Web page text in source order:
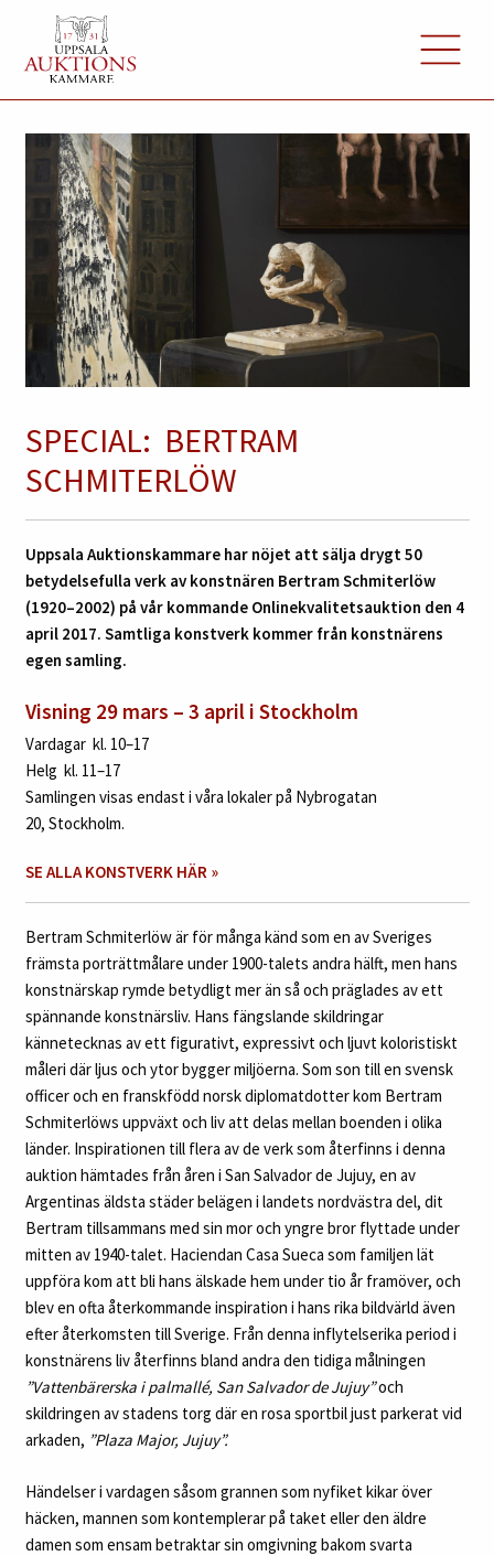
SPECIAL: BERTRAM
SCHMITERLÖW
Uppsala Auktionskammare har nöjet att sälja drygt 50
betydelsefulla verk av konstnären Bertram Schmiterlöw
(1920–2002) på vår kommande Onlinekvalitetsauktion den 4
april 2017. Samtliga konstverk kommer från konstnärens
egen samling.
Visning 29 mars – 3 april i Stockholm
Vardagar kl. 10–17
Helg kl. 11–17
Samlingen visas endast i våra lokaler på Nybrogatan
20, Stockholm.
SE ALLA KONSTVERK HÄR »
Bertram Schmiterlöw är för många känd som en av Sveriges
främsta porträttmålare under 1900-talets andra hälft, men hans
konstnärskap rymde betydligt mer än så och präglades av ett
spännande konstnärsliv. Hans fängslande skildringar
kännetecknas av ett figurativt, expressivt och ljuvt koloristiskt
måleri där ljus och ytor bygger miljöerna. Som son till en svensk
officer och en franskfödd norsk diplomatdotter kom Bertram
Schmiterlöws uppväxt och liv att delas mellan boenden i olika
länder. Inspirationen till flera av de verk som återfinns i denna
auktion hämtades från åren i San Salvador de Jujuy, en av
Argentinas äldsta städer belägen i landets nordvästra del, dit
Bertram tillsammans med sin mor och yngre bror flyttade under
mitten av 1940-talet. Haciendan Casa Sueca som familjen lät
uppföra kom att bli hans älskade hem under tio år framöver, och
blev en ofta återkommande inspiration i hans rika bildvärld även
efter återkomsten till Sverige. Från denna inflytelserika period i
konstnärens liv återfinns bland andra den tidiga målningen
”Vattenbärerska i palmallé, San Salvador de Jujuy”och
skildringen av stadens torg där en rosa sportbil just parkerat vid
arkaden, ”Plaza Major, Jujuy”.
Händelser i vardagen såsom grannen som nyfiket kikar över
häcken, mannen som kontemplerar på taket eller den äldre
damen som ensam betraktar sin omgivning bakom svarta